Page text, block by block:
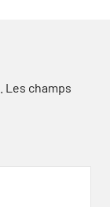
Les champs